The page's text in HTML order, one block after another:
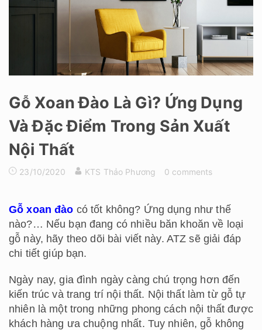
Gỗ Xoan Đào Là Gì? Ứng Dụng
Và Đặc Điểm Trong Sản Xuất
Nội Thất
23/10/2020 KTS Thảo Phương 0 comments
Gỗ xoan đào có tốt không? Ứng dụng như thế
nào?… Nếu bạn đang có nhiều băn khoăn về loại
gỗ này, hãy theo dõi bài viết này. ATZ sẽ giải đáp
chi tiết giúp bạn.
Ngày nay, gia đình ngày càng chú trọng hơn đến
kiến ​​trúc và trang trí nội thất. Nội thất làm từ gỗ tự
nhiên là một trong những phong cách nội thất được
khách hàng ưa chuộng nhất. Tuy nhiên, gỗ không